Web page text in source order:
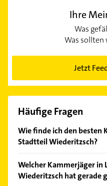
Ihre
Was
Was sollten
Jetzt
Häufige Fragen
Wie finde ich den besten
Stadtteil Wiederitzsch?
Kundenmeinungen und
Empfehlungen. Die
Welcher Kammerjäger in
Wiederitzsch hat gerade